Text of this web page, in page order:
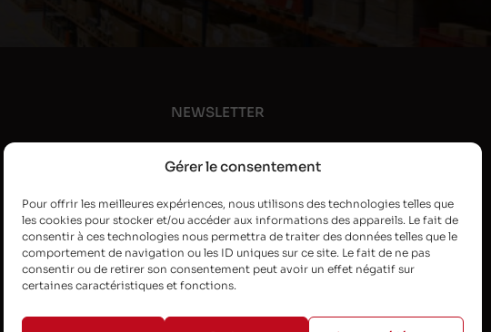
Gérer le consentement
Pour offrir les meilleures expériences, nous utilisons des technologies telles que
les cookies pour stocker et/ou accéder aux informations des appareils. Le fait de
consentir à ces technologies nous permettra de traiter des données telles que le
comportement de navigation ou les ID uniques sur ce site. Le fait de ne pas
consentir ou de retirer son consentement peut avoir un effet négatif sur
certaines caractéristiques et fonctions.
NEWSLETTER